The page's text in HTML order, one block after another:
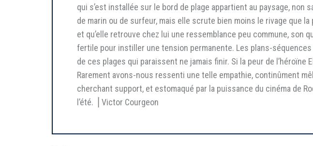
qui s’est installée sur le bord de plage appartient au paysage,
de marin ou de surfeur, mais elle scrute bien moins le rivage que
et qu’elle retrouve chez lui une ressemblance peu commune,
fertile pour instiller une tension permanente. Les plans-
de ces plages qui paraissent ne jamais finir. Si la peur de
Rarement avons-nous ressenti une telle empathie, continûment
cherchant support, et estomaqué par la puissance du cinéma de
l’été. ⎥ Victor Courgeon